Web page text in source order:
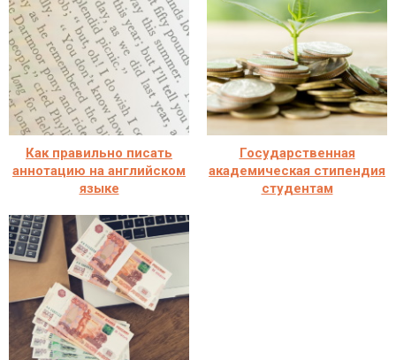
Как правильно писать
аннотацию на английском
языке
Государственная
академическая стипендия
студентам